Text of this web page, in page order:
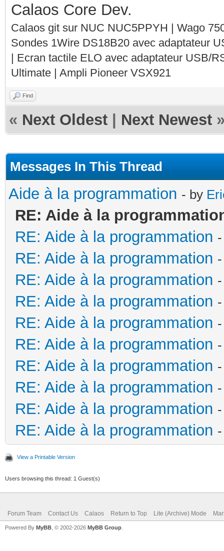
Calaos Core Dev.
Calaos git sur NUC NUC5PPYH | Wago
Sondes 1Wire DS18B20 avec adaptateur
| Ecran tactile ELO avec adaptateur USB/
Ultimate | Ampli Pioneer VSX921
Find
« Next Oldest Next Newest
Messages In This Thread
Aide à la programmation - by
RE: Aide à la
RE: Aide à la programmation
RE: Aide à la programmation
RE: Aide à la programmation
RE: Aide à la programmation
RE: Aide à la programmation
RE: Aide à la programmation
RE: Aide à la programmation
RE: Aide à la programmation
RE: Aide à la programmation
RE: Aide à la programmation
View a Printable Version
Users browsing this thread: 1 Guest(s)
Forum Team Contact Us Calaos Return to Top Lite (Archive) Mode
Powered By MyBB , © 2002-2026 MyBB Group